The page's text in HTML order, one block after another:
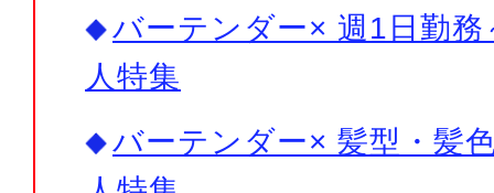
バーテンダー× 週1日勤
人特集
バーテンダー× 髪型・髪